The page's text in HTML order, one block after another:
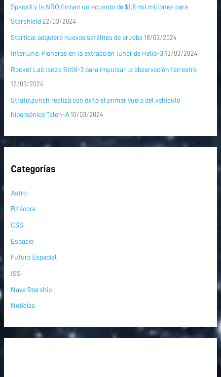
SpaceX y la NRO firman un acuerdo de $1,8 mil millones para
Starshield 22/03/2024
Startical adquiere nuevos satélites de prueba 18/03/2024
Interlune: Pioneros en la extracción lunar de Helio-3 13/03/2024
Rocket Lab lanza StriX-3 para impulsar la observación terrestre
12/03/2024
Stratolaunch realiza con éxito el primer vuelo del vehículo
hipersónico Talon-A 10/03/2024
Categorías
Astro
Bitácora
CSS
Espacio
Futuro Espacial
ISS
Nave Starship
Noticias